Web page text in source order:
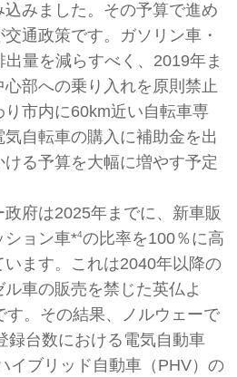
みました。その予算で進め
通政策です。ガソリン車・
量を減らすべく、2019年ま
部への乗り入れを原則禁止
市内に60km近い自転車専
自転車の購入に補助金を出
る予算を大幅に増やす予定
府は2025年までに、新車販
ション車*4の比率を100％に高
ます。これは2040年以降の
車の販売を禁じた英仏よ
す。その結果、ノルウェーで
録台数における電気自動車
イブリッド自動車（PHV）の